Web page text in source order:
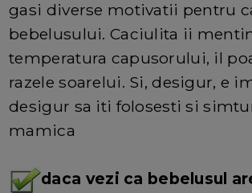
gasi diverse motivatii pentru
bebelusului. Caciulita ii
temperatura capusorului, il
razele soarelui. Si, desigur, e
desigur sa iti folosesti si
mamica
daca vezi ca bebelusul